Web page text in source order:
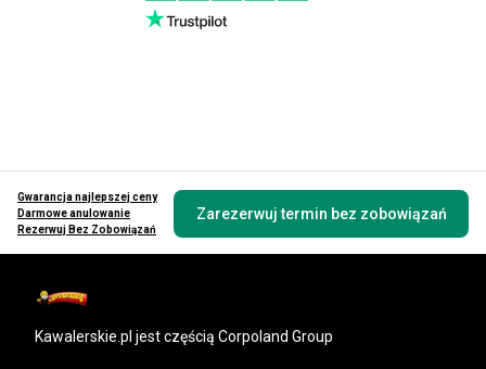
Gwarancja najlepszej ceny
Darmowe anulowanie
Rezerwuj Bez Zobowiązań
Zarezerwuj termin bez zobowiązań
kawalerskie.pl jest częścią Corpoland Group